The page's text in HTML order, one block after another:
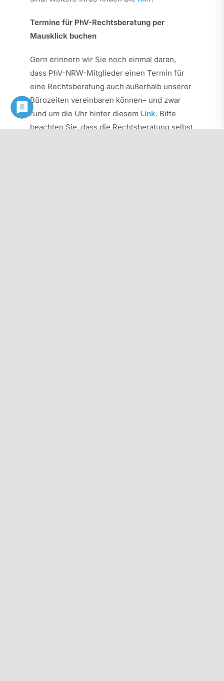
Termine für PhV-Rechtsberatung per
Mausklick buchen
Gern erinnern wir Sie noch einmal daran,
dass PhV-NRW-Mitglieder einen Termin für
eine Rechtsberatung auch außerhalb unserer
Bürozeiten vereinbaren können– und zwar
rund um die Uhr hinter diesem Link. Bitte
beachten Sie, dass die Rechtsberatung selbst